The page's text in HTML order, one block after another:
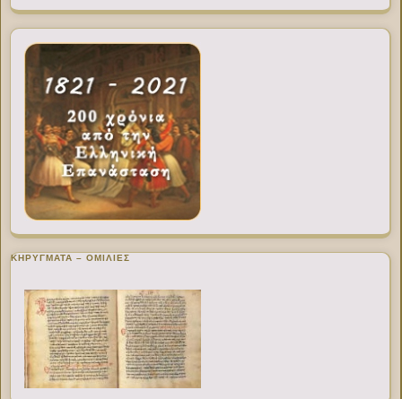
ΚΗΡΥΓΜΑΤΑ – ΟΜΙΛΙΕΣ